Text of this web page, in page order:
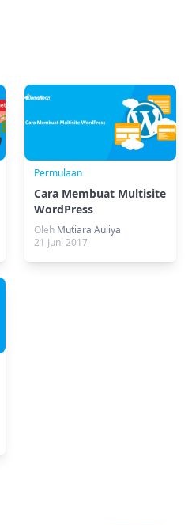
Permulaan
Cara Membuat Multisite
WordPress
Oleh Mutiara Auliya
21 Juni 2017